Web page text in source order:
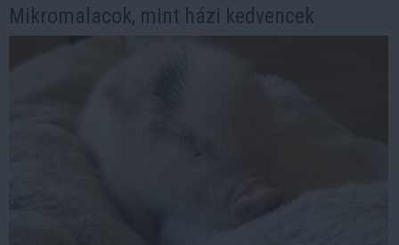
Mikromalacok, mint házi kedvencek